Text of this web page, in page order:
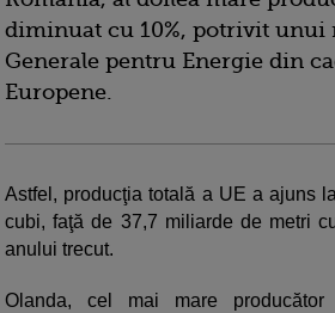
diminuat cu 10%, potrivit unui
Generale pentru Energie din
Europene.
Astfel, producţia totală a UE a ajuns
cubi, faţă de 37,7 miliarde de metri
anului trecut.
Olanda, cel mai mare